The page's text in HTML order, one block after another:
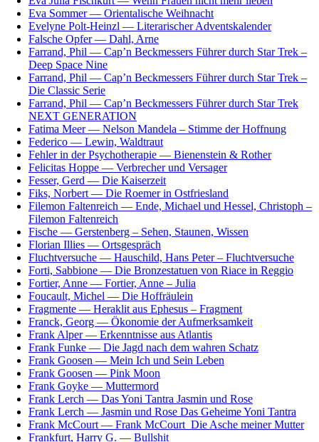
Eva Sommer — Orientalische Weihnacht
Evelyne Polt-Heinzl — Literarischer Adventskalender
Falsche Opfer — Dahl, Arne
Farrand, Phil — Cap’n Beckmessers Führer durch Star Trek –
Deep Space Nine
Farrand, Phil — Cap’n Beckmessers Führer durch Star Trek –
Die Classic Serie
Farrand, Phil — Cap’n Beckmessers Führer durch Star Trek
NEXT GENERATION
Fatima Meer — Nelson Mandela – Stimme der Hoffnung
Federico — Lewin, Waldtraut
Fehler in der Psychotherapie — Bienenstein & Rother
Felicitas Hoppe — Verbrecher und Versager
Fesser, Gerd — Die Kaiserzeit
Fiks, Norbert — Die Roemer in Ostfriesland
Filemon Faltenreich — Ende, Michael und Hessel, Christoph –
Filemon Faltenreich
Fische — Gerstenberg – Sehen, Staunen, Wissen
Florian Illies — Ortsgespräch
Fluchtversuche — Hauschild, Hans Peter – Fluchtversuche
Forti, Sabbione — Die Bronzestatuen von Riace in Reggio
Fortier, Anne — Fortier, Anne – Julia
Foucault, Michel — Die Hoffräulein
Fragmente — Heraklit aus Ephesus – Fragment
Franck, Georg — Ökonomie der Aufmerksamkeit
Frank Alper — Erkenntnisse aus Atlantis
Frank Funke — Die Jagd nach dem wahren Schatz
Frank Goosen — Mein Ich und Sein Leben
Frank Goosen — Pink Moon
Frank Goyke — Muttermord
Frank Lerch — Das Yoni Tantra Jasmin und Rose
Frank Lerch — Jasmin und Rose Das Geheime Yoni Tantra
Frank McCourt — Frank McCourt_Die Asche meiner Mutter
Frankfurt, Harry G. — Bullshit